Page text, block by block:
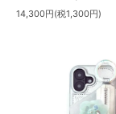
14,300円(税1,300円)